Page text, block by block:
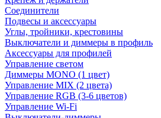
Соединители
Подвесы и аксессуары
Углы, тройники, крестовины
Выключатели и диммеры в профиль
Аксессуары для профилей
Управление светом
Диммеры MONO (1 цвет)
Управление MIX (2 цвета)
Управление RGB (3-6 цветов)
Управление Wi-Fi